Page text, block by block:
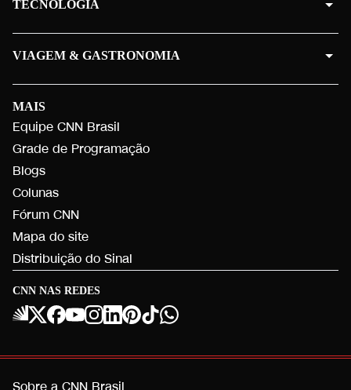
CNN NAS REDES
MAIS
Equipe CNN Brasil
Grade de Programação
Blogs
Colunas
Fórum CNN
Mapa do site
Distribuição do Sinal
TECNOLOGIA
VIAGEM & GASTRONOMIA
Sobre a CNN Brasil